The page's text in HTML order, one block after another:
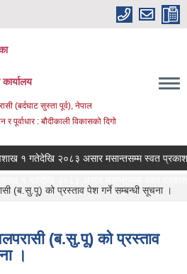
कार्यालय
(बर्दघाट सुस्ता पूर्व), नेपाल
र पूर्वाधार : बौदीकाली विकासको दिगो
गतेदेखि २०८३ असार मसान्तसम्म स्वत प्रकाशन
(ब.सु.पू) को प्रस्ताव पेश गर्ने सम्बन्धी सूचना ।
(ब.सु.पू) को प्रस्ताव
।